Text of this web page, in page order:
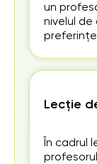
un
nivelul de
Lecție
În cadrul